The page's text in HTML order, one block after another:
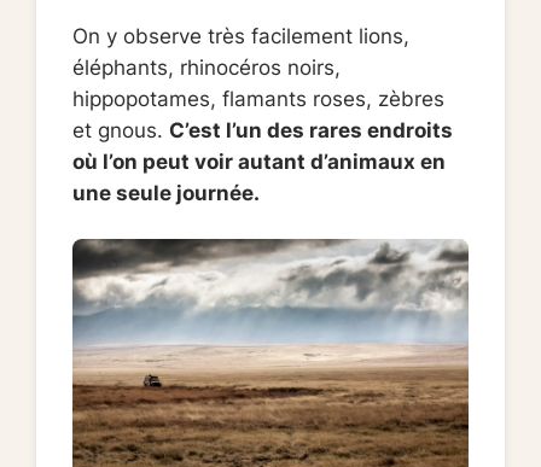
On y observe très facilement lions,
éléphants, rhinocéros noirs,
hippopotames, flamants roses, zèbres
et gnous. C’est l’un des rares endroits
où l’on peut voir autant d’animaux en
une seule journée.